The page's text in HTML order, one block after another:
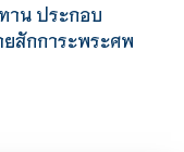
าน ประกอบ
สักการะพระศพ